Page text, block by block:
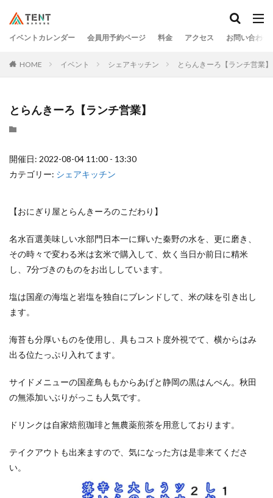
イベントカレンダー 会員用予約ページ 料金 アクセス お問い合わせ
HOME イベント シェアキッチン とらんきーろ【ランチ営業】
とらんきーろ【ランチ営業】
開催日: 2022-08-04 11:00 - 13:30
カテゴリー: シェアキッチン
【おにぎり屋とらんきーろのこだわり】
名水百選美味しい水部門日本一に輝いた秦野の水を、更に磨き、
その時々で変わる米は玄米で購入して、炊く当日か前日に精米
し、7分づきのものをお出ししています。
塩は国産の海塩と岩塩を独自にブレンドして、米の味を引き出し
ます。
海苔も分厚いものを使用し、具もコスト度外視でて、横からはみ
出る位たっぷり入れてます。
サイドメニューの国産鳥ももからあげと静岡の黒はんぺん。秋田
の無添加いぶりがっこも人気です。
ドリンクは自家焙煎珈琲と無農薬煎茶を用意しております。
テイクアウトも出来ますので、気になった方は是非来てくださ
い。